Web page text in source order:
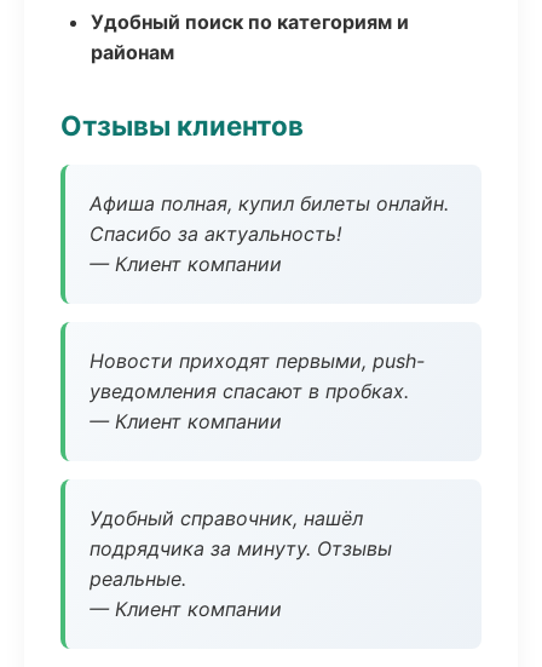
Удобный поиск по категориям и
районам
Отзывы клиентов
Афиша полная, купил билеты онлайн.
Спасибо за актуальность!
— Клиент компании
Новости приходят первыми, push-
уведомления спасают в пробках.
— Клиент компании
Удобный справочник, нашёл
подрядчика за минуту. Отзывы
реальные.
— Клиент компании